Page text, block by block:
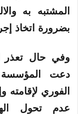
المشتبه به
بضرورة اتخاذ
وفي حال تعذر
دعت المؤسسة
الفوري لإقامته
عدم تحول